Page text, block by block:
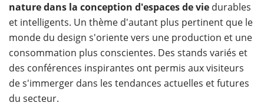
nature dans la conception d'espaces de vie durables
et intelligents. Un thème d'autant plus pertinent que le
monde du design s'oriente vers une production et une
consommation plus conscientes. Des stands variés et
des conférences inspirantes ont permis aux visiteurs
de s'immerger dans les tendances actuelles et futures
du secteur.